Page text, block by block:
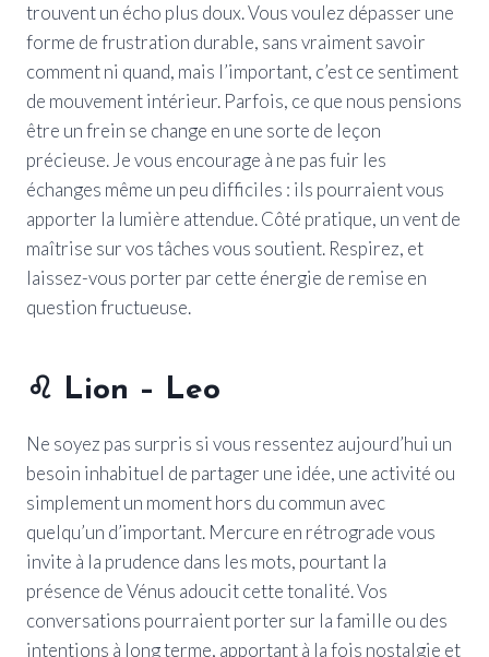
trouvent un écho plus doux. Vous voulez dépasser une
forme de frustration durable, sans vraiment savoir
comment ni quand, mais l’important, c’est ce sentiment
de mouvement intérieur. Parfois, ce que nous pensions
être un frein se change en une sorte de leçon
précieuse. Je vous encourage à ne pas fuir les
échanges même un peu difficiles : ils pourraient vous
apporter la lumière attendue. Côté pratique, un vent de
maîtrise sur vos tâches vous soutient. Respirez, et
laissez-vous porter par cette énergie de remise en
question fructueuse.
♌ Lion – Leo
Ne soyez pas surpris si vous ressentez aujourd’hui un
besoin inhabituel de partager une idée, une activité ou
simplement un moment hors du commun avec
quelqu’un d’important. Mercure en rétrograde vous
invite à la prudence dans les mots, pourtant la
présence de Vénus adoucit cette tonalité. Vos
conversations pourraient porter sur la famille ou des
intentions à long terme, apportant à la fois nostalgie et